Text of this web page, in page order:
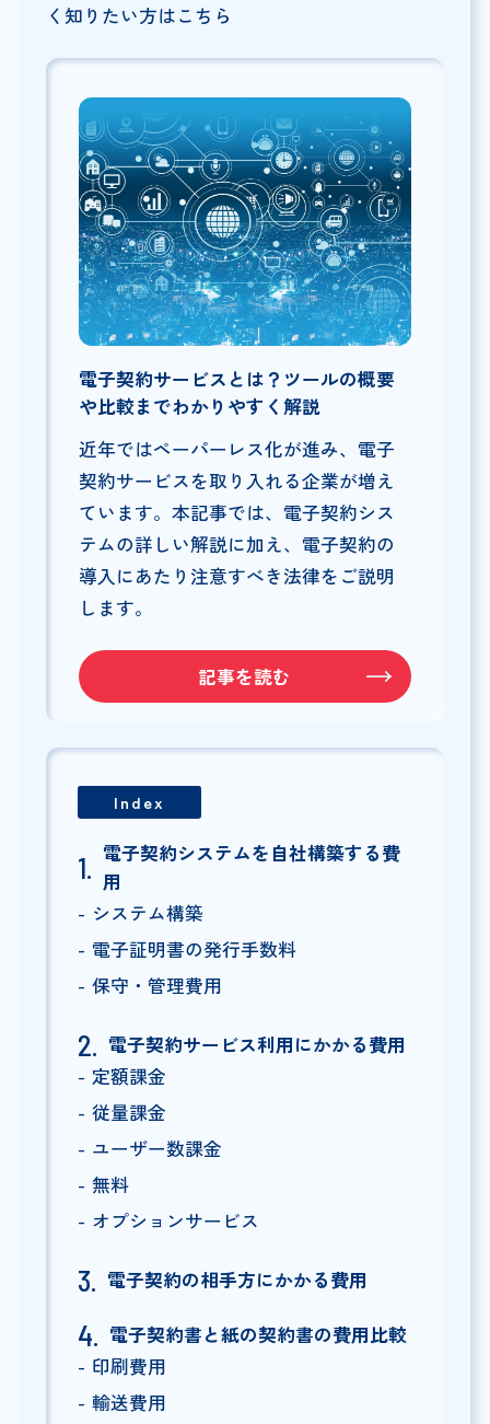
く知りたい方はこちら
記事を読む
電子契約サービスとは？ツールの概要
や比較までわかりやすく解説
近年ではペーパーレス化が進み、電子
契約サービスを取り入れる企業が増え
ています。本記事では、電子契約シス
テムの詳しい解説に加え、電子契約の
導入にあたり注意すべき法律をご説明
します。
Index
電子契約システムを自社構築する費
用
システム構築
電子証明書の発行手数料
保守・管理費用
電子契約サービス利用にかかる費用
定額課金
従量課金
ユーザー数課金
無料
オプションサービス
電子契約の相手方にかかる費用
電子契約書と紙の契約書の費用比較
印刷費用
輸送費用